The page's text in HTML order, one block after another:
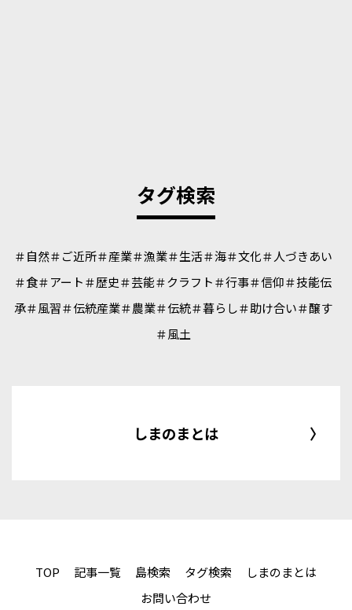
タグ検索
＃自然＃ご近所＃産業＃漁業＃生活＃海＃文化＃人づきあい
＃食＃アート＃歴史＃芸能＃クラフト＃行事＃信仰＃技能伝
承＃風習＃伝統産業＃農業＃伝統＃暮らし＃助け合い＃醸す
＃風土
しまのまとは
TOP 記事一覧 島検索 タグ検索
しまのまとは
お問い合わせ